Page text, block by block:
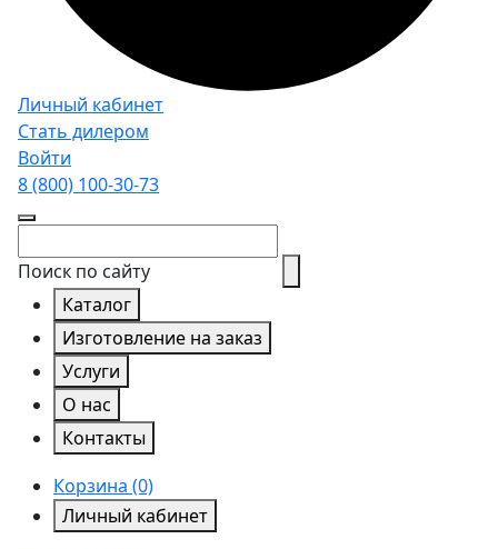
Личный кабинет
Стать дилером
Войти
8 (800) 100-30-73
Поиск по сайту
Каталог
Изготовление на заказ
Услуги
О нас
Контакты
Корзина (0)
Личный кабинет